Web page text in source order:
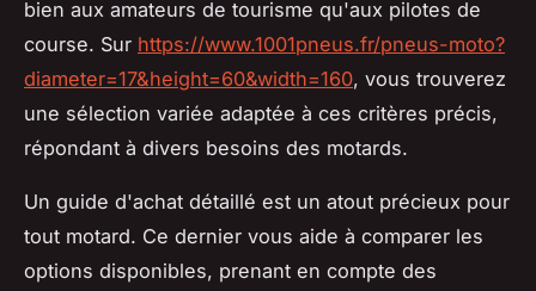
bien aux amateurs de tourisme qu'aux pilotes de
course. Sur https://www.1001pneus.fr/pneus-moto?
diameter=17&height=60&width=160, vous trouverez
une sélection variée adaptée à ces critères précis,
répondant à divers besoins des motards.
Un guide d'achat détaillé est un atout précieux pour
tout motard. Ce dernier vous aide à comparer les
options disponibles, prenant en compte des